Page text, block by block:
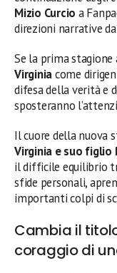
Mizio Curcio a
direzioni narrative
Se la prima
Virginiacome
difesa della verità e
sposteranno
Il cuore della
Virginia e suo figlio
il difficile equilibrio
sfide personali,
importanti colpi di
Cambia il
coraggio di